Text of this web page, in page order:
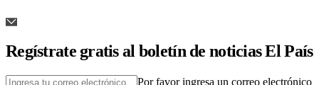
Regístrate gratis al boletín de noticias El País
Por favor ingresa un correo electrónico